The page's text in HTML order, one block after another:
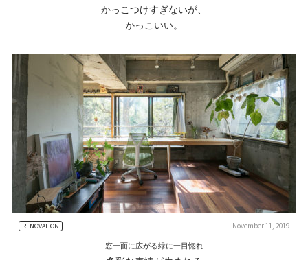
かっこつけすぎないが、
かっこいい。
RENOVATION November 11, 2019
窓一面に広がる緑に一目惚れ